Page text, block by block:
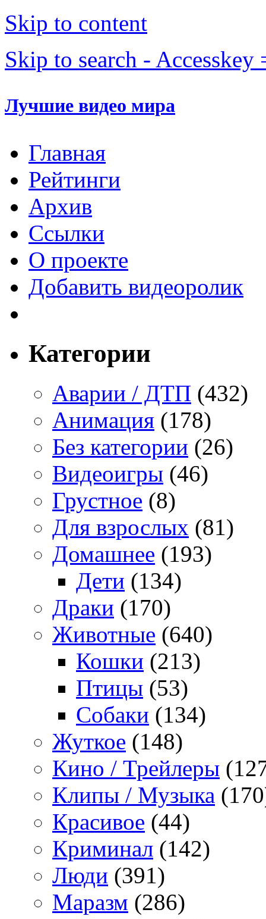
Skip to content
Skip to search - Accesskey
Лучшие видео мира
Главная
Рейтинги
Архив
Ссылки
О проекте
Добавить видеоролик
Категории
Аварии / ДТП (432)
Анимация (178)
Без категории (26)
Видеоигры (46)
Грустное (8)
Для взрослых (81)
Домашнее (193)
Дети (134)
Драки (170)
Животные (640)
Кошки (213)
Птицы (53)
Собаки (134)
Жуткое (148)
Кино / Трейлеры
Клипы / Музыка
Красивое (44)
Криминал (142)
Люди (391)
Маразм (286)